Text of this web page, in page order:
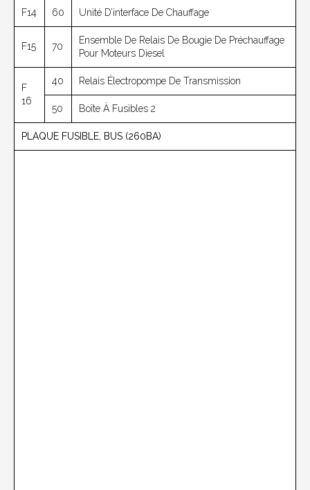
F14 60 Unité D’interface De Chauffage
F15 70
Ensemble De Relais De Bougie De Préchauffage
Pour Moteurs Diesel
F
16
40 Relais Électropompe De Transmission
50 Boîte À Fusibles 2
PLAQUE FUSIBLE, BUS (260BA)